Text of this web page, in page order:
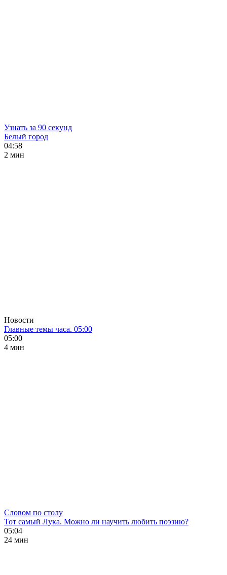
Узнать за 90 секунд
Белый город
04:58
2 мин
Новости
Главные темы часа. 05:00
05:00
4 мин
Словом по столу
Тот самый Лука. Можно ли научить любить поэзию?
05:04
24 мин